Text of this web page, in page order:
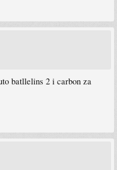
batllelins 2 i carbon za